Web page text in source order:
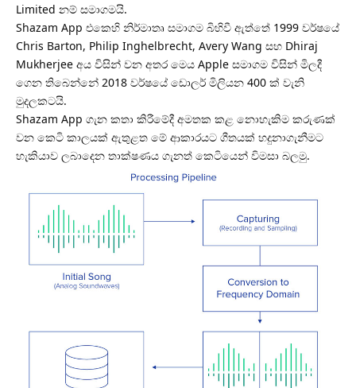
Limited නම් සමාගමයි.
Shazam App එකෙහි නිර්මාතෘ සමාගම බිහිවී ඇත්තේ 1999 වර්ෂයේ
Chris Barton, Philip Inghelbrecht, Avery Wang සහ Dhiraj
Mukherjee අය විසින් වන අතර මෙය Apple සමාගම විසින් මිලදී
ගෙන තිබෙන්නේ 2018 වර්ෂයේ ඩොලර් මිලියන 400 ක් වැනි
මුදලකටයි.
Shazam App ගැන කතා කිරීමේදී අමතක කළ නොහැකිම කරුණක්
වන කෙටි කාලයක් ඇතුළත මේ ආකාරයට ගීතයක් හදුනාගැනීමට
හැකියාව ලබාදෙන තාක්ෂණය ගැනත් කෙටියෙන් විමසා බලමු.